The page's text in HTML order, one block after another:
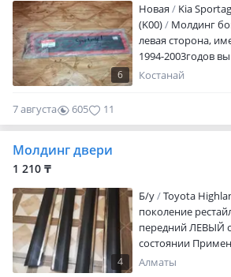
6
Новая
Kia
(K00)
Молдинг
левая сторона,
1994-2003годов
оригинал, также
Костанай
7 августа 605 11
Молдинг двери
1 210 ₸
4
Б/y
Toyota
поколение
передний ЛЕВЫЙ
состоянии
Highlander 2012
Алматы